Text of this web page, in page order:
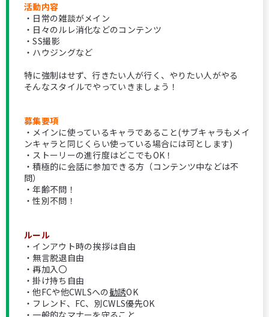
活動内容
・日常の雑談がメイン
・日々のルレ消化などのコンテンツ
・SS撮影
・ハウジングなど
特に強制はせず、行きたい人が行く、やりたい人がやる
そんなスタイルでやっていきましょう！
募集要項
・メインに使っているキャラであること(サブキャラもメイ
ンキャラと同じくらい使っている場合には可とします)
・ストーリーの進行度はどこでもOK！
・積極的に会話に参加できる方（コンテンツ中などは不
問）
・年齢不問！
・性別不問！
ルール
・インアウト時の挨拶は自由
・無言脱退自由
・再加入〇
・掛け持ち自由
・他FCや他CWLSへの勧誘OK
・フレンド、FC、別CWLS優先OK
・一般的なマナーを守ること